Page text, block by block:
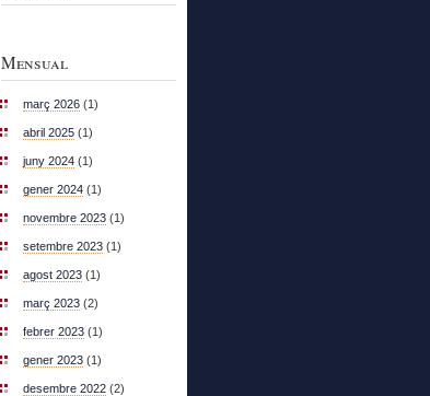
Mensual
març 2026 (1)
abril 2025 (1)
juny 2024 (1)
gener 2024 (1)
novembre 2023 (1)
setembre 2023 (1)
agost 2023 (1)
març 2023 (2)
febrer 2023 (1)
gener 2023 (1)
desembre 2022 (2)